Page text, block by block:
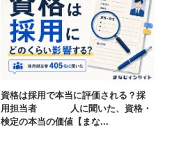
資格は採用で本当に評価される？採
用担当者405人に聞いた、資格・
検定の本当の価値【まな...